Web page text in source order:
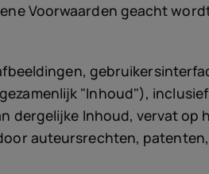
Voorwaarden geacht
"Inhoud"),
dergelijke Inhoud, vervat
auteursrechten,